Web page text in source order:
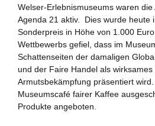
Bildung für nachhaltige
Büro für Nachhaltigkeit
Aktuelles
Mitmachen ?
Welser-Erlebnismuseums waren
Agenda 21 aktiv.
Dies wurde heute
Sonderpreis in Höhe von 1.000
Wettbewerbs gefiel, dass im
Schattenseiten der damaligen
und der Faire Handel als wirksames
Armutsbekämpfung präsentiert
Museumscafé fairer Kaffee
Produkte angeboten.